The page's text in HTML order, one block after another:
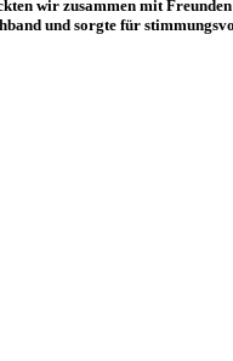
wir zusammen mit
und sorgte für